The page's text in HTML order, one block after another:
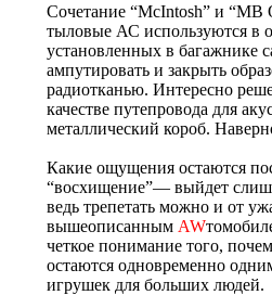
Сочетание “McIntosh” и “MB
тыловые АС используются в
установленных в багажнике
ампутировать и закрыть
радиотканью. Интересно
качестве путепровода для
металлический короб.
Какие ощущения остаются
“восхищение”— выйдет
ведь трепетать можно и от
вышеописанным AW
четкое понимание того,
остаются одновременно
игрушек для больших людей.